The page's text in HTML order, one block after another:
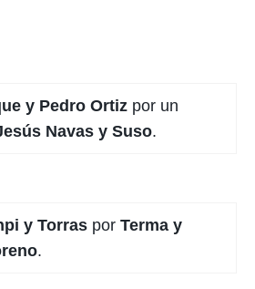
y Pedro Ortiz por un
Navas y Suso.
y Torras por Terma y
.